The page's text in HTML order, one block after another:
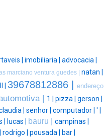
| imobiliaria | advocacia |
marciano ventura guedes | natan |
| 39678812886 |
endereço
| 1 | pizza | gerson |
| senhor | computador | ' |
lucas | bauru | campinas |
rodrigo | pousada | bar |